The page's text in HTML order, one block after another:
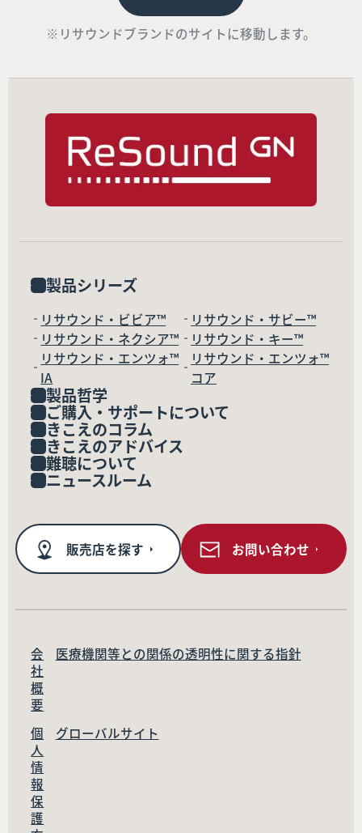
※リサウンドブランドのサイトに移動します。
製品シリーズ
リサウンド・ビビア™
リサウンド・サビー™
リサウンド・ネクシア™
リサウンド・キー™
リサウンド・エンツォ™
IA
リサウンド・エンツォ™
コア
製品哲学
ご購入・サポートについて
きこえのコラム
きこえのアドバイス
難聴について
ニュースルーム
販売店を探す お問い合わせ
会
社
概
要
医療機関等との関係の透明性に関する指針
個
人
情
報
保
護
グローバルサイト